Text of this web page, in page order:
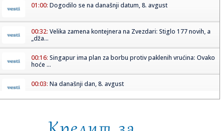
01:00: Dogodilo se na današnji datum, 8. avgust
00:32: Velika zamena kontejnera na Zvezdari: Stiglo 177 novih, a
„dža...
00:16: Singapur ima plan za borbu protiv paklenih vrućina: Ovako
hoće ...
00:03: Na današnji dan, 8. avgust